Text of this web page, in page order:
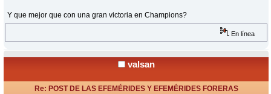
Y que mejor que con una gran victoria en Champions?
En línea
valsan
Re: POST DE LAS EFEMÉRIDES Y EFEMÉRIDES FORERAS